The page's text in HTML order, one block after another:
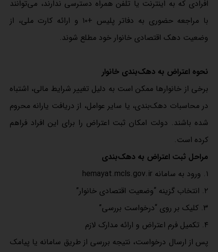
افرادی که به اینترنت یا تلفن همراه دسترسی ندارند، می‌توانند
با مراجعه حضوری به دفاتر پلیس +۱۰ و ارائه کارت ملی، از
وضعیت دهک اقتصادی خانوار خود مطلع شوند.
نحوه اعتراض به دهک‌بندی خانوار
برخی از خانوارها ممکن است به دلیل تغییر شرایط مالی، اشتباه
در محاسبات دهک‌بندی، یا سایر عوامل، از دریافت یارانه محروم
شده باشند. دولت امکان ثبت اعتراض را برای این افراد فراهم
کرده است.
مراحل ثبت اعتراض به دهک‌بندی
۱. ورود به سامانه hemayat.mcls.gov.ir
۲. انتخاب گزینه “وضعیت اقتصادی خانوار”
۳. کلیک بر روی “درخواست بررسی”
۴. تکمیل فرم اعتراض و ارائه مدارک لازم
پس از ارسال درخواست، نتیجه بررسی از طریق سامانه یا پیامک